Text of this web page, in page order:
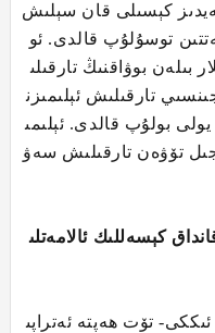
10-ئايغىچە. ئەيدىز كېسىلى قان سېلىش
توسۇلۇپ قالدى. ئو
بوۋاقنىڭ تارقىلى
تارقىلىش ئېلىمىزن
بولۇپ قالدى. ئېلىمى
تۆۋەن تارقىلىش سەۋ
كېسەللىك ئالامەتلى
تۆت ھەپتە ئەتراپى